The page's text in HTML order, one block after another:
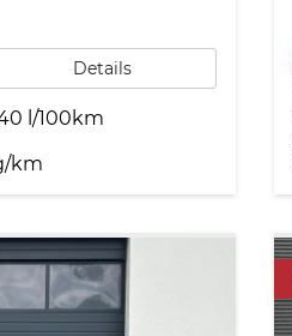
Details
l/100km
km